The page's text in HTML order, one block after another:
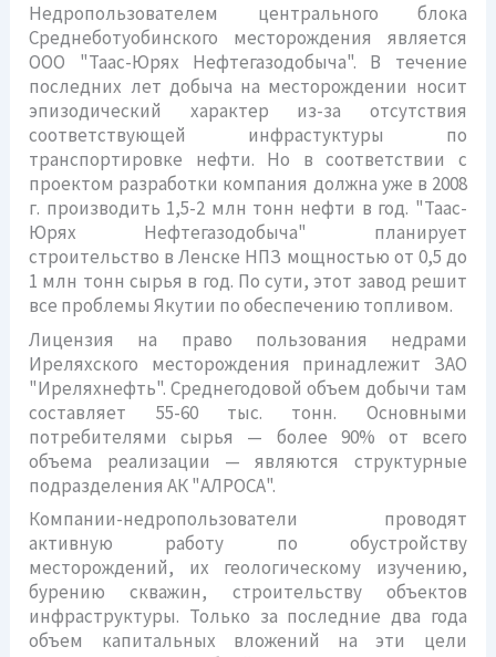
Недропользователем центрального блока
Среднеботуобинского месторождения является
ООО "Таас-Юрях Нефтегазодобыча". В течение
последних лет добыча на месторождении носит
эпизодический характер из-за отсутствия
соответствующей инфрастуктуры по
транспортировке нефти. Но в соответствии с
проектом разработки компания должна уже в 2008
г. производить 1,5-2 млн тонн нефти в год. "Таас-
Юрях Нефтегазодобыча" планирует
строительство в Ленске НПЗ мощностью от 0,5 до
1 млн тонн сырья в год. По сути, этот завод решит
все проблемы Якутии по обеспечению топливом.
Лицензия на право пользования недрами
Иреляхского месторождения принадлежит ЗАО
"Иреляхнефть". Среднегодовой объем добычи там
составляет 55-60 тыс. тонн. Основными
потребителями сырья — более 90% от всего
объема реализации — являются структурные
подразделения АК "АЛРОСА".
Компании-недропользователи проводят
активную работу по обустройству
месторождений, их геологическому изучению,
бурению скважин, строительству объектов
инфраструктуры. Только за последние два года
объем капитальных вложений на эти цели